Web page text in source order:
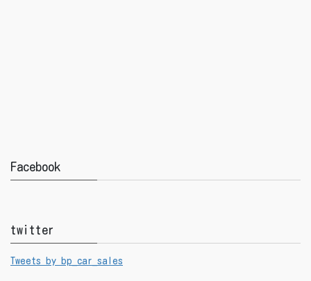
Facebook
twitter
Tweets by bp_car_sales